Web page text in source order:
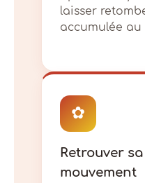
laisser
accumulée
✿
Retrouver
mouvement